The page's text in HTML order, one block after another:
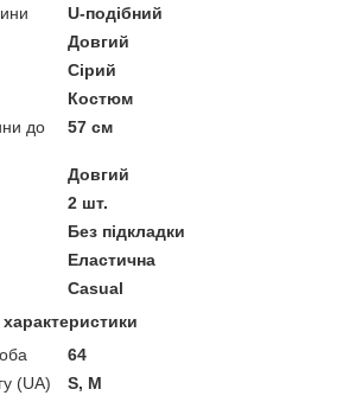
U-подібний
Довгий
Сірий
Костюм
до
57 см
Довгий
2 шт.
Без підкладки
Еластична
Casual
64
(UA)
S, M